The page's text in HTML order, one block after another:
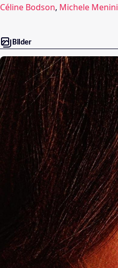
Céline Bodson, Michele Menini
Bilder